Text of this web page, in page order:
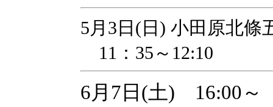
5月3日(日) 小田原北條
11：35～12:10
6月7日(土) 16:00～